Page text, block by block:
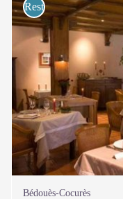
Restaurants
Bédouès-Cocurès